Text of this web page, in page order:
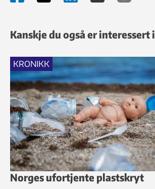
Kanskje du også er interessert i
KRONIKK
Norges ufortjente plastskryt